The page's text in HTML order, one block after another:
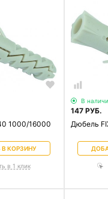
1000/16000
КОРЗИНУ
в 1 клик
В
147 РУБ.
Дюбель